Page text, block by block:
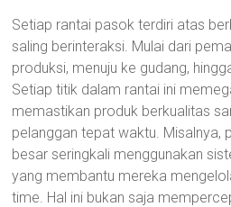
Setiap rantai pasok terdiri atas
saling berinteraksi. Mulai dari
produksi, menuju ke gudang,
Setiap titik dalam rantai ini
memastikan produk berkualitas
pelanggan tepat waktu. Misalnya,
besar seringkali menggunakan
yang membantu mereka
time. Hal ini bukan saja